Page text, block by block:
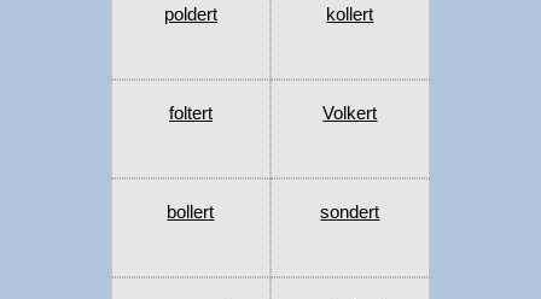
poldert kollert
foltert Volkert
bollert sondert